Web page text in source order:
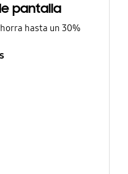
pantalla
hasta un 30%